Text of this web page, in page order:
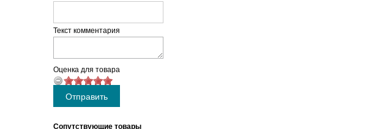
Текст комментария
Оценка для товара
Сопутствующие товары